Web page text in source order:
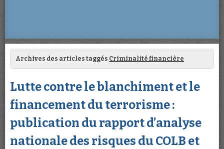
Archives des articles taggés Criminalité financière
Lutte contre le blanchiment et le
financement du terrorisme :
publication du rapport d’analyse
nationale des risques du COLB et